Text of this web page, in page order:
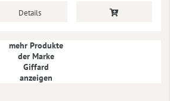
Details
mehr Produkte
der Marke
Giffard
anzeigen